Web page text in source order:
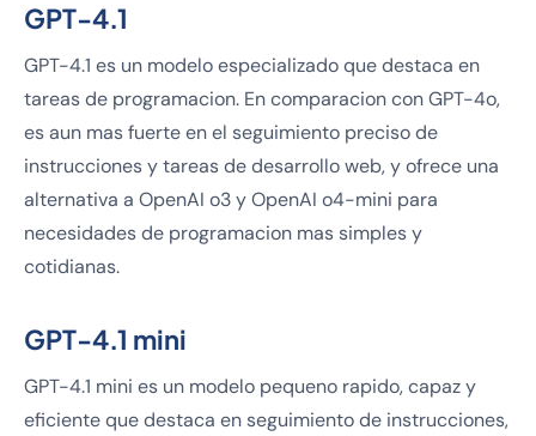
GPT-4.1
GPT-4.1 es un modelo especializado que destaca en
tareas de programacion. En comparacion con GPT-4o,
es aun mas fuerte en el seguimiento preciso de
instrucciones y tareas de desarrollo web, y ofrece una
alternativa a OpenAI o3 y OpenAI o4-mini para
necesidades de programacion mas simples y
cotidianas.
GPT-4.1 mini
GPT-4.1 mini es un modelo pequeno rapido, capaz y
eficiente que destaca en seguimiento de instrucciones,